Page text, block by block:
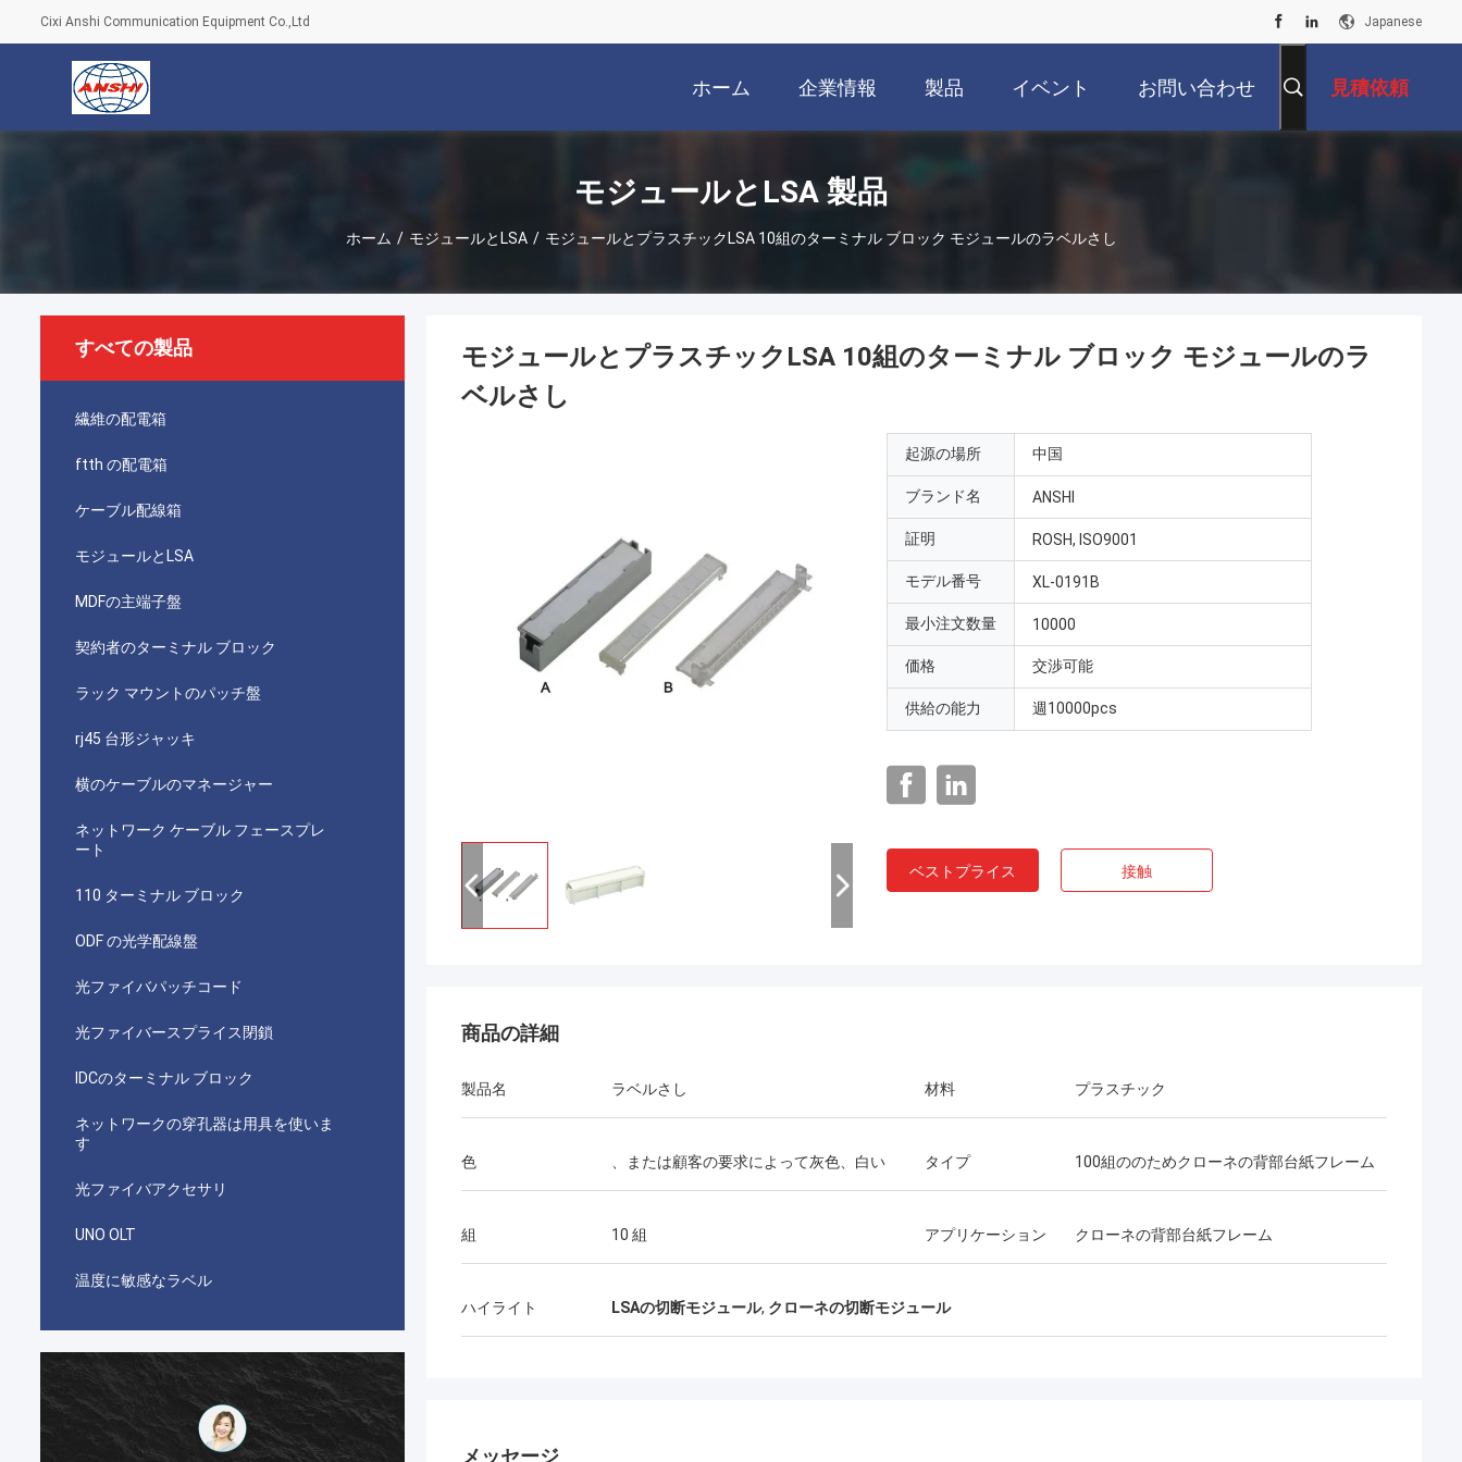
Cixi Anshi Communication Equipment Co.,Ltd Japanese
ホーム 企業情報 製品 イベント お問い合わせ 見積依頼
モジュールとLSA 製品
ホーム / モジュールとLSA / モジュールとプラスチックLSA 10組のターミナル ブロック モジュールのラベルさし
すべての製品
繊維の配電箱
ftth の配電箱
ケーブル配線箱
モジュールとLSA
MDFの主端子盤
契約者のターミナル ブロック
ラック マウントのパッチ盤
rj45 台形ジャッキ
横のケーブルのマネージャー
ネットワーク ケーブル フェースプレ
ート
110 ターミナル ブロック
ODF の光学配線盤
光ファイバパッチコード
光ファイバースプライス閉鎖
IDCのターミナル ブロック
ネットワークの穿孔器は用具を使いま
す
光ファイバアクセサリ
UNO OLT
温度に敏感なラベル
احمد عبدالله
モジュールとプラスチックLSA 10組のターミナル ブロック モジュールのラ
ベルさし
起源の場所 中国
ブランド名 ANSHI
証明 ROSH, ISO9001
モデル番号 XL-0191B
最小注文数量 10000
価格 交渉可能
供給の能力 週10000pcs
ベストプライス 接触
商品の詳細
製品名 ラベルさし 材料 プラスチック
色 、または顧客の要求によって灰色、白い タイプ 100組ののためクローネの背部台紙フレーム
組 10 組 アプリケーション クローネの背部台紙フレーム
ハイライト LSAの切断モジュール, クローネの切断モジュール
メッセージ